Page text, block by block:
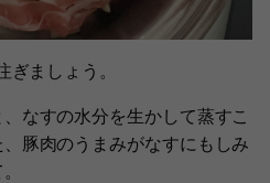
ましょう。
なすの水分を生かして蒸すこ
豚肉のうまみがなすにもしみ